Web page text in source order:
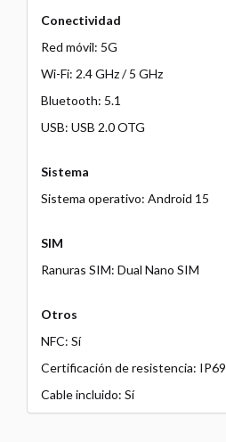
Conectividad
Red móvil: 5G
Wi-Fi: 2.4 GHz / 5 GHz
Bluetooth: 5.1
USB: USB 2.0 OTG
Sistema
Sistema operativo: Android 15
SIM
Ranuras SIM: Dual Nano SIM
Otros
NFC: Sí
Certificación de resistencia: IP69
Cable incluido: Sí